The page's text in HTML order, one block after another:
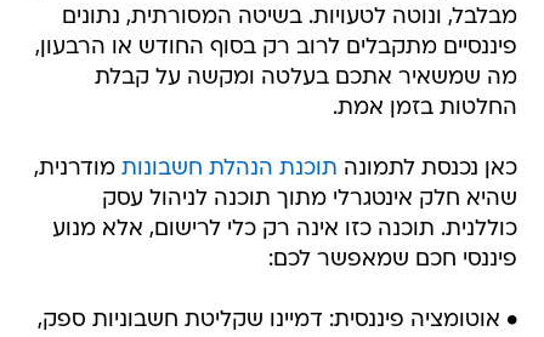
מבלבל, ונוטה לטעויות. בשיטה המסורתית, נתונים
פיננסיים מתקבלים לרוב רק בסוף החודש או הרבעון,
מה שמשאיר אתכם בעלטה ומקשה על קבלת
החלטות בזמן אמת.
כאן נכנסת לתמונה תוכנת הנהלת חשבונות מודרנית,
שהיא חלק אינטגרלי מתוך תוכנה לניהול עסק
כוללנית. תוכנה כזו אינה רק כלי לרישום, אלא מנוע
פיננסי חכם שמאפשר לכם:
• אוטומציה פיננסית: דמיינו שקליטת חשבוניות ספק,